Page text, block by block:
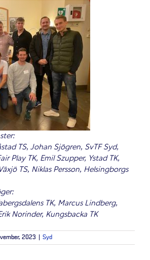
TS, Johan Sjögren, SvTF Syd,
Play TK, Emil Szupper, Ystad TK,
TS, Niklas Persson, Helsingborgs
TK, Marcus Lindberg,
Norinder, Kungsbacka TK
2023 Syd